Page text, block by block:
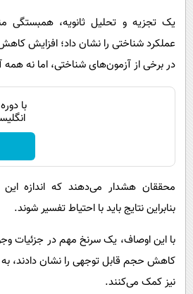
فرهنگی
بین الملل
اجتماعی
حیات وحش
یک تجزیه و تحلیل ثانویه،
عملکرد شناختی را نشان داد؛ افزایش
در برخی از آزمون‌های شناختی، اما نه همه
با
محققان هشدار می‌دهند که اندازه
بنابراین نتایج باید با احتیاط تفسیر شوند.
با این اوصاف، یک سرنخ مهم در جزئیات
کاهش حجم قابل توجهی را نشان دادند،
نیز کمک می‌کنند.